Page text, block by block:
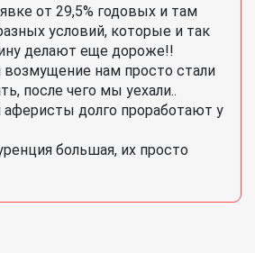
от 29,5% годовых и там
условий, которые и так
делают еще дороже!!
нам просто стали
после чего мы уехали..
долго проработают у
большая, их просто